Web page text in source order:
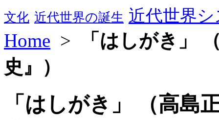
文化 近代世界の誕生 近代世界
Home >
「はしがき」
史』）
「はしがき」 （高島